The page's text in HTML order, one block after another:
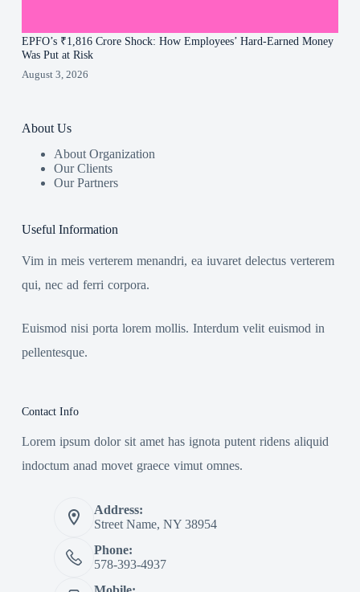
EPFO’s ₹1,816 Crore Shock: How Employees’ Hard-Earned Money
Was Put at Risk
August 3, 2026
About Us
About Organization
Our Clients
Our Partners
Useful Information
Vim in meis verterem menandri, ea iuvaret delectus verterem
qui, nec ad ferri corpora.
Euismod nisi porta lorem mollis. Interdum velit euismod in
pellentesque.
Contact Info
Lorem ipsum dolor sit amet has ignota putent ridens aliquid
indoctum anad movet graece vimut omnes.
Address:
Street Name, NY 38954
Phone:
578-393-4937